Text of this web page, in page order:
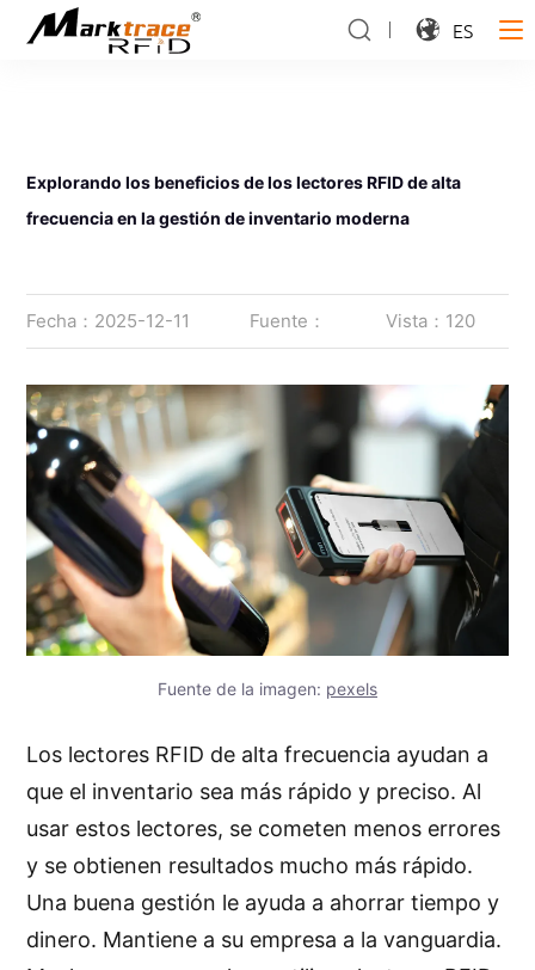
ES
Explorando los beneficios de los lectores RFID de alta
frecuencia en la gestión de inventario moderna
Fecha：2025-12-11 Fuente： Vista：120
Fuente de la imagen: pexels
Los lectores RFID de alta frecuencia ayudan a
que el inventario sea más rápido y preciso. Al
usar estos lectores, se cometen menos errores
y se obtienen resultados mucho más rápido.
Una buena gestión le ayuda a ahorrar tiempo y
dinero. Mantiene a su empresa a la vanguardia.